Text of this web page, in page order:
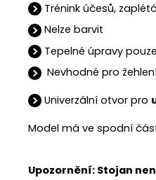
Trénink účesů,
Nelze barvit
Tepelné úpravy
Nevhodné pro
Univerzální otvor pro
Model má ve spodní
Upozornění: Stojan